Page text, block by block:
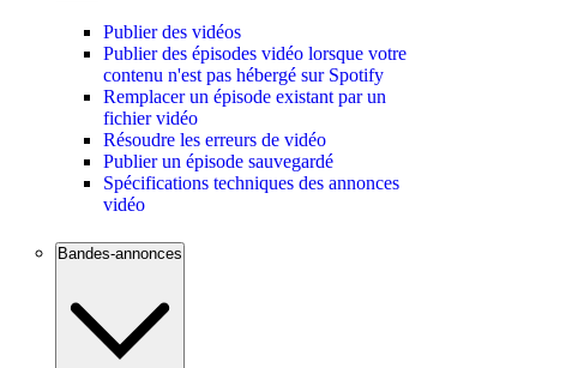
Publier des vidéos
Publier des épisodes vidéo lorsque votre
contenu n'est pas hébergé sur Spotify
Remplacer un épisode existant par un
fichier vidéo
Résoudre les erreurs de vidéo
Publier un épisode sauvegardé
Spécifications techniques des annonces
vidéo
Bandes-annonces